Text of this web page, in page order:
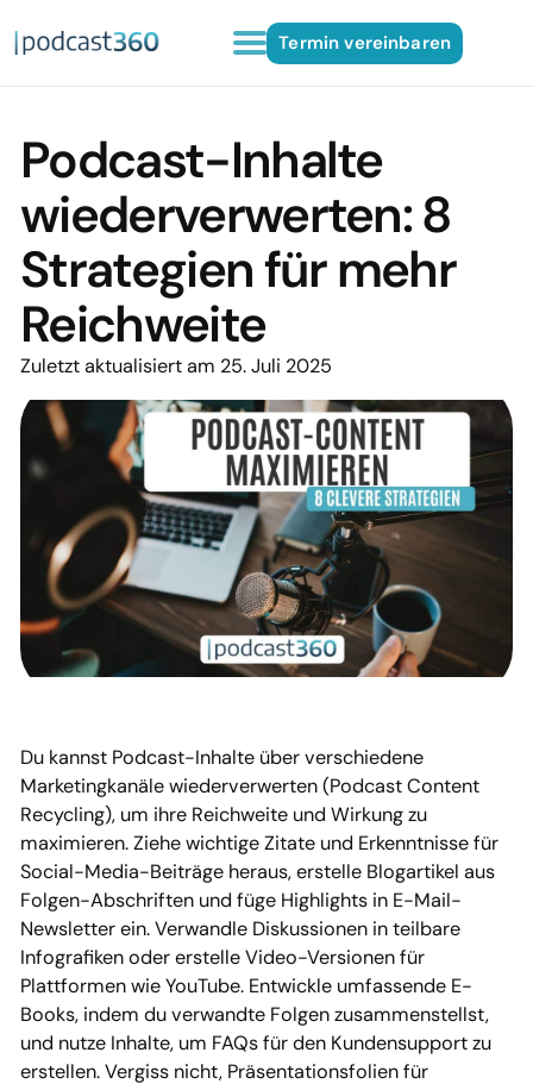
Termin vereinbaren
Podcast-Inhalte
wiederverwerten: 8
Strategien für mehr
Reichweite
Zuletzt aktualisiert am 25. Juli 2025
Du kannst Podcast-Inhalte über verschiedene
Marketingkanäle wiederverwerten (Podcast Content
Recycling), um ihre Reichweite und Wirkung zu
maximieren. Ziehe wichtige Zitate und Erkenntnisse für
Social-Media-Beiträge heraus, erstelle Blogartikel aus
Folgen-Abschriften und füge Highlights in E-Mail-
Newsletter ein. Verwandle Diskussionen in teilbare
Infografiken oder erstelle Video-Versionen für
Plattformen wie YouTube. Entwickle umfassende E-
Books, indem du verwandte Folgen zusammenstellst,
und nutze Inhalte, um FAQs für den Kundensupport zu
erstellen. Vergiss nicht, Präsentationsfolien für